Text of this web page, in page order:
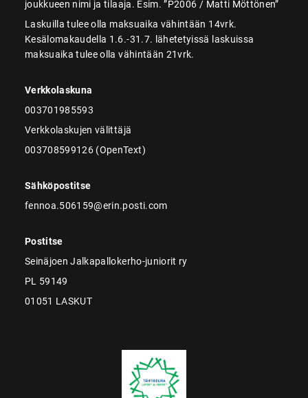
joukkueen nimi ja tilaaja. Esim. ”P2006 / Matti Möttönen”
Laskuilla tulee olla maksuaika vähintään 14vrk.
Kesälomakaudella 1.6.-31.7. lähetetyissä laskuissa
maksuaika tulee olla vähintään 21vrk.
Verkkolaskuna
003701985593
Verkkolaskujen välittäjä
003708599126 (OpenText)
Sähköpostitse
fennoa.506159@erin.posti.com
Postitse
Seinäjoen Jalkapallokerho-juniorit ry
PL 59149
01051 LASKUT